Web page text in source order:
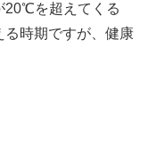
20℃を超えてくる
る時期ですが、健康